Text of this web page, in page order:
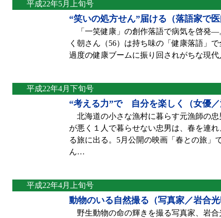
平成22年5月上旬号
“笑いの処方せん”届ける（落語家で
「一笑健康」の創作落語で病気を啓発―
く朝さん（56）は持ち味の「健康落語」
過度の健康ブームに振り回されがちな現
平成22年4月下旬号
“考える力”で 自分を楽しく（女優
北海道の小さな漁村に暮らす元漁師の
が悪く１人で暮らせない忠男は、春を連
る旅に出る。5月公開の映画「春との旅」
ん…
平成22年4月上旬号
動物のいる自然撮る（写真家／岩合
野生動物の命の輝きを撮る写真家、岩